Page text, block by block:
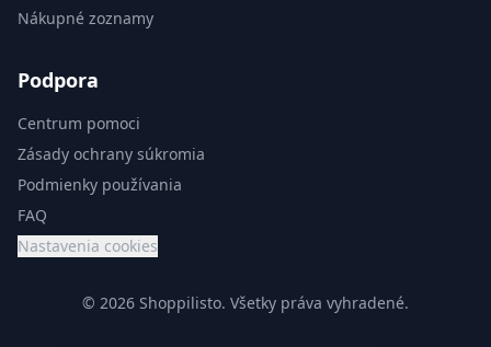
Nákupné zoznamy
Podpora
Centrum pomoci
Zásady ochrany súkromia
Podmienky používania
FAQ
Nastavenia cookies
© 2026 Shoppilisto. Všetky práva vyhradené.